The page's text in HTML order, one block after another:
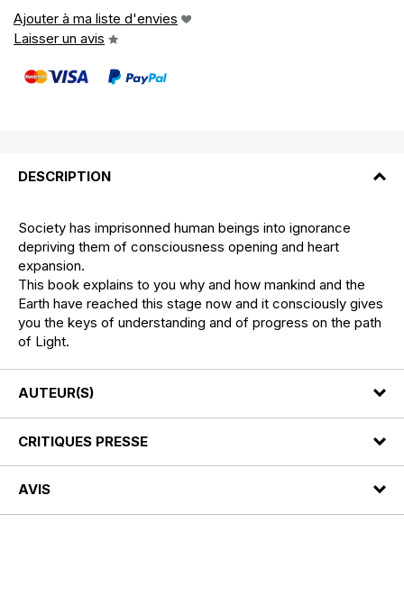
Ajouter à ma liste d'envies
Laisser un avis
DESCRIPTION
Society has imprisonned human beings into ignorance
depriving them of consciousness opening and heart
expansion.
This book explains to you why and how mankind and the
Earth have reached this stage now and it consciously gives
you the keys of understanding and of progress on the path
of Light.
AUTEUR(S)
CRITIQUES PRESSE
AVIS